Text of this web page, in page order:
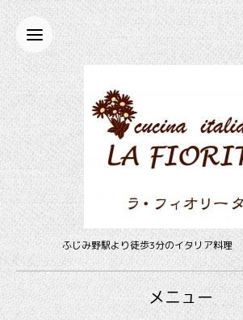
ふじみ野駅より徒歩3分のイタリア料理
メニュー